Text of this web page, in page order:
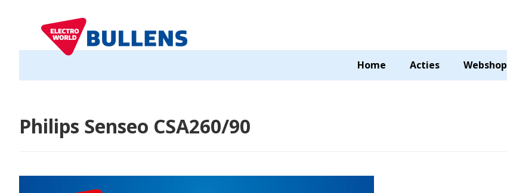
Home Acties Webshop
Philips Senseo CSA260/90